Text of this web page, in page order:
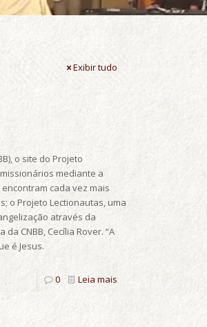
Exibir tudo
o site do Projeto
mediante a
cada vez mais
o Projeto Lectionautas, uma
através da
CNBB, Cecília Rover. “A
é Jesus.
0 Leia mais